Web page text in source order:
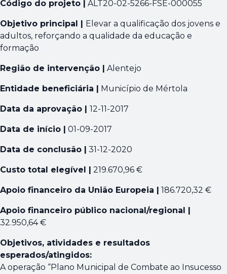
Código do projeto | ALT20-02-5266-FSE-000055
Objetivo principal |
Elevar a qualificação dos jovens e
adultos, reforçando a qualidade da educação e
formação
Região de intervenção | Alentejo
Entidade beneficiária | Município de Mértola
Data da aprovação | 12-11-2017
Data de início | 01-09-2017
Data de conclusão | 31-12-2020
Custo total elegível | 219.670,96 €
Apoio financeiro da União Europeia | 186.720,32 €
Apoio financeiro público nacional/regional |
32.950,64 €
Objetivos, atividades e resultados
esperados/atingidos:
A operação “Plano Municipal de Combate ao Insucesso